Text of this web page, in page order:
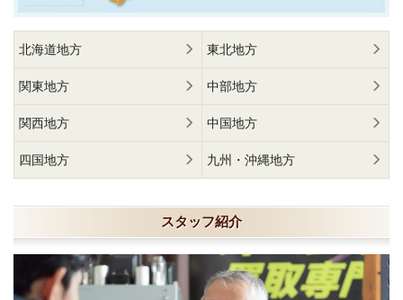
北海道地方 東北地方
関東地方 中部地方
関西地方 中国地方
四国地方 九州・沖縄地方
スタッフ紹介